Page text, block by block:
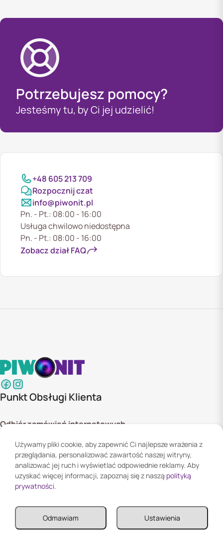
Potrzebujesz pomocy?
Jesteśmy tu, by Ci jej udzielić!
+48 605 213 709
Rozpocznij czat
info@piwonit.pl
Pn. - Pt.: 08:00 - 16:00
Usługa chwilowo niedostępna
Pn. - Pt.: 08:00 - 16:00
Zobacz dział FAQ
Punkt Obsługi Klienta
Odbiór zamówień internetowych
02-285 Warszawa
Godziny otwarcia:
Pn. - Pt. 08:00 - 16:00
Informacje
Informacje
Twoje konto
Używamy pliki cookie, aby zapewnić Ci najlepsze wrażenia z
przeglądania, personalizować zawartość naszej witryny,
analizować jej ruch i wyświetlać odpowiednie reklamy. Aby
uzyskać więcej informacji, zapoznaj się z naszą polityką
prywatności.
Ustawienia
Odmawiam